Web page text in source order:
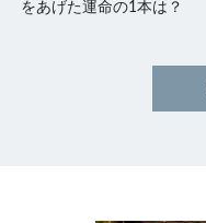
をあげた運命の1本は？